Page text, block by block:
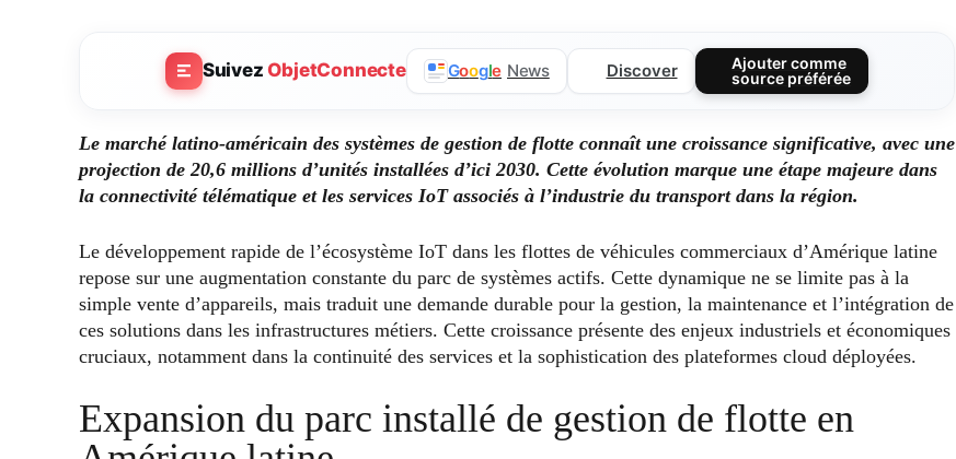
SuivezObjetConnecte Google News Discover
Ajouter comme
source préférée
Le marché latino-américain des systèmes de gestion de flotte connaît une croissance significative, avec une
projection de 20,6 millions d’unités installées d’ici 2030. Cette évolution marque une étape majeure dans
la connectivité télématique et les services IoT associés à l’industrie du transport dans la région.
Le développement rapide de l’écosystème IoT dans les flottes de véhicules commerciaux d’Amérique latine
repose sur une augmentation constante du parc de systèmes actifs. Cette dynamique ne se limite pas à la
simple vente d’appareils, mais traduit une demande durable pour la gestion, la maintenance et l’intégration de
ces solutions dans les infrastructures métiers. Cette croissance présente des enjeux industriels et économiques
cruciaux, notamment dans la continuité des services et la sophistication des plateformes cloud déployées.
Expansion du parc installé de gestion de flotte en